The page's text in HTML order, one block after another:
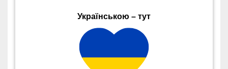
Українською – тут